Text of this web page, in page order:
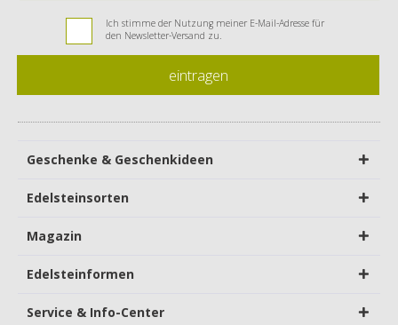
Ich stimme der Nutzung meiner E-Mail-Adresse für
den Newsletter-Versand zu.
eintragen
Geschenke & Geschenkideen
Edelsteinsorten
Magazin
Edelsteinformen
Service & Info-Center